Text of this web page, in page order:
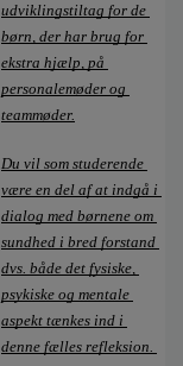
udviklingstiltag for de
børn, der har brug for
ekstra hjælp, på
personalemøder og
teammøder.
Du vil som studerende
være en del af at indgå i
dialog med børnene om
sundhed i bred forstand
dvs. både det fysiske,
psykiske og mentale
aspekt tænkes ind i
denne fælles refleksion.